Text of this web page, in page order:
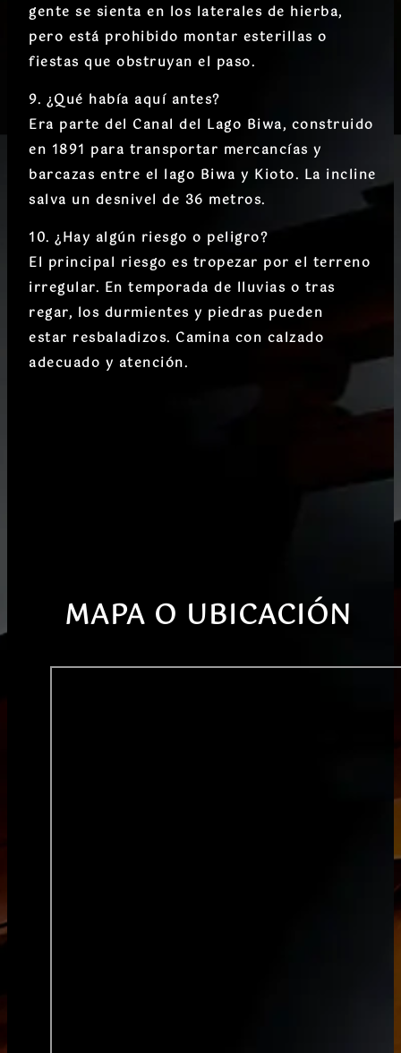
gente se sienta en los laterales de hierba,
pero está prohibido montar esterillas o
fiestas que obstruyan el paso.
9. ¿Qué había aquí antes?
Era parte del Canal del Lago Biwa, construido
en 1891 para transportar mercancías y
barcazas entre el lago Biwa y Kioto. La incline
salva un desnivel de 36 metros.
10. ¿Hay algún riesgo o peligro?
El principal riesgo es tropezar por el terreno
irregular. En temporada de lluvias o tras
regar, los durmientes y piedras pueden
estar resbaladizos. Camina con calzado
adecuado y atención.
MAPA O UBICACIÓN